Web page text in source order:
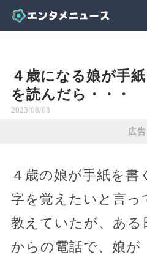
４歳になる娘が手
を読んだら・・・
2023/08/08
広告
４歳の娘が手紙を書
字を覚えたいと言っ
教えていたが、ある
からの電話で、娘が